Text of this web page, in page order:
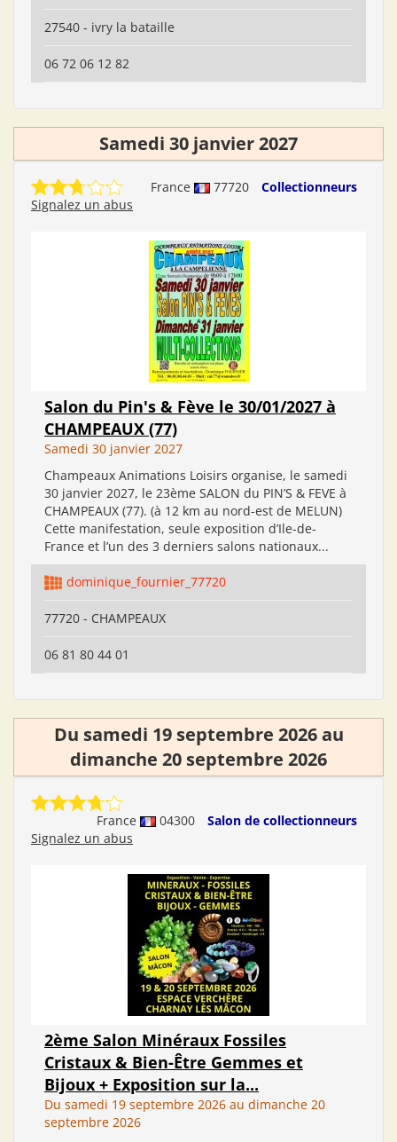
27540 - ivry la bataille
06 72 06 12 82
Samedi 30 janvier 2027
France 77720
Collectionneurs
Signalez un abus
Salon du Pin's & Fève le 30/01/2027 à
CHAMPEAUX (77)
Samedi 30 janvier 2027
Champeaux Animations Loisirs organise, le samedi
30 janvier 2027, le 23ème SALON du PIN’S & FEVE à
CHAMPEAUX (77). (à 12 km au nord-est de MELUN)
Cette manifestation, seule exposition d’Ile-de-
France et l’un des 3 derniers salons nationaux...
dominique_fournier_77720
77720 - CHAMPEAUX
06 81 80 44 01
Du samedi 19 septembre 2026 au
dimanche 20 septembre 2026
France 04300
Salon de collectionneurs
Signalez un abus
2ème Salon Minéraux Fossiles
Cristaux & Bien-Être Gemmes et
Bijoux + Exposition sur la...
Du samedi 19 septembre 2026 au dimanche 20
septembre 2026